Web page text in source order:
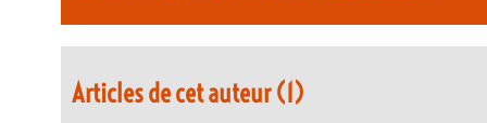
Articles de cet auteur (1)